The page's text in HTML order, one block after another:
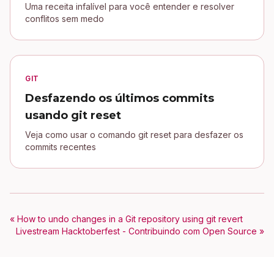
Uma receita infalível para você entender e resolver
conflitos sem medo
GIT
Desfazendo os últimos commits
usando git reset
Veja como usar o comando git reset para desfazer os
commits recentes
« How to undo changes in a Git repository using git revert
Livestream Hacktoberfest - Contribuindo com Open Source »